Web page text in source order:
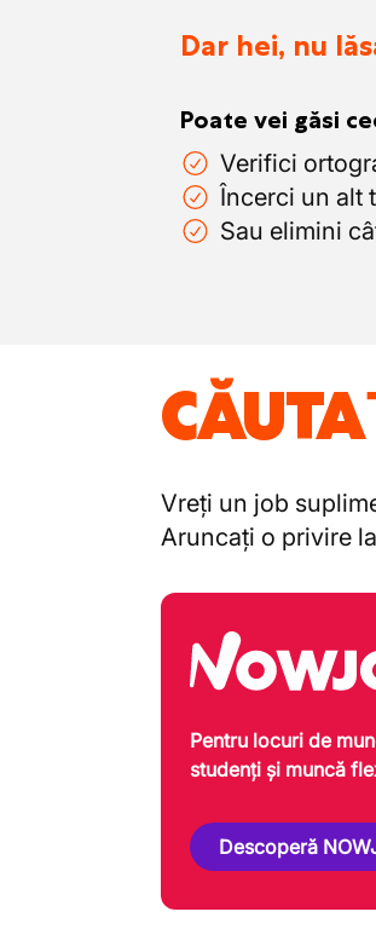
Dar hei, nu
Poate vei găsi
Verifici
Încerci un alt
Sau elimini
Vreți un job
Aruncați o privire
Pentru locuri de
studenți și muncă
Descoperă